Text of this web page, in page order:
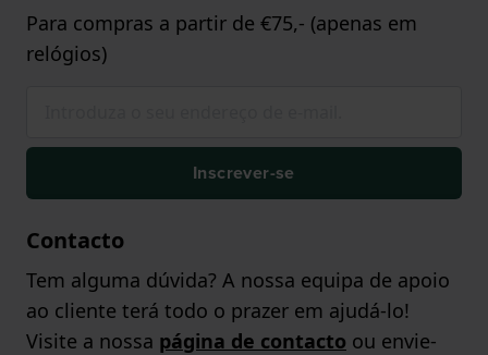
Para compras a partir de €75,- (apenas em
relógios)
Inscrever-se
Contacto
Tem alguma dúvida? A nossa equipa de apoio
ao cliente terá todo o prazer em ajudá-lo!
Visite a nossa página de contacto ou envie-